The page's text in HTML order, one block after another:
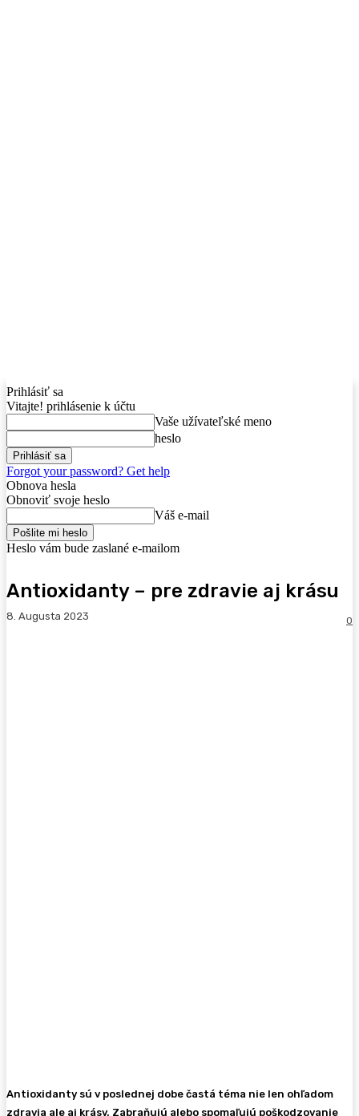
Prihlásiť sa
Vitajte! prihlásenie k účtu
Vaše užívateľské meno
heslo
Forgot your password? Get help
Obnova hesla
Obnoviť svoje heslo
Váš e-mail
Heslo vám bude zaslané e-mailom
Antioxidanty – pre zdravie aj krásu
8. Augusta 2023 0
Antioxidanty sú v poslednej dobe častá téma nie len ohľadom
zdravia ale aj krásy. Zabraňujú alebo spomaľujú poškodzovanie